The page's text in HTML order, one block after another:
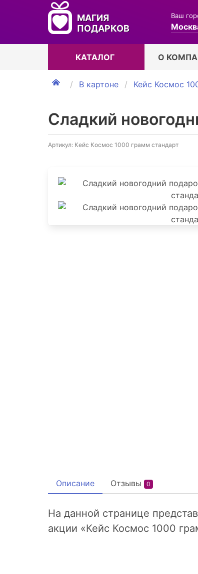
МАГИЯ
ПОДАРКОВ
Ваш
КАТАЛОГ О
В картоне Кейс Космос
Сладкий
Артикул: Кейс Космос 1000 грамм стандарт
Описание Отзывы 0
На данной странице
акции «Кейс Космос 1000